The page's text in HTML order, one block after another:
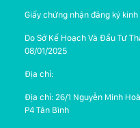
Giấy chứng nhận đăng ký
Do Sở Kế Hoạch Và Đầu Tư
08/01/2025
Địa chỉ:
Địa chỉ: 26/1 Nguyễn Minh
P4 Tân Bình